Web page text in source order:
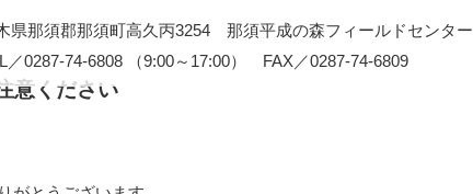
県那須郡那須町高久丙3254 那須平成の森フィールドセンター
／0287-74-6808 （9:00～17:00） FAX／0287-74-6809
意ください